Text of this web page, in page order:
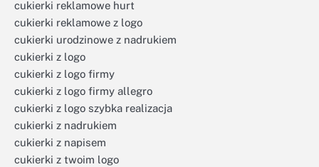
cukierki reklamowe hurt
cukierki reklamowe z logo
cukierki urodzinowe z nadrukiem
cukierki z logo
cukierki z logo firmy
cukierki z logo firmy allegro
cukierki z logo szybka realizacja
cukierki z nadrukiem
cukierki z napisem
cukierki z twoim logo